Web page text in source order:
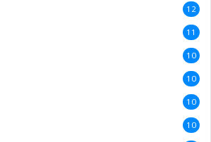
12
11
10
10
10
10